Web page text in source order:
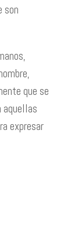
son
que se
aquellas
expresar